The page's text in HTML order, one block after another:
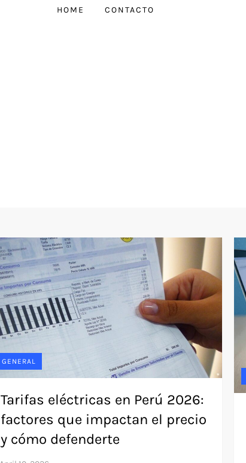
HOME CONTACTO
GENERAL
Tarifas eléctricas en Perú 2026:
factores que impactan el precio
y cómo defenderte